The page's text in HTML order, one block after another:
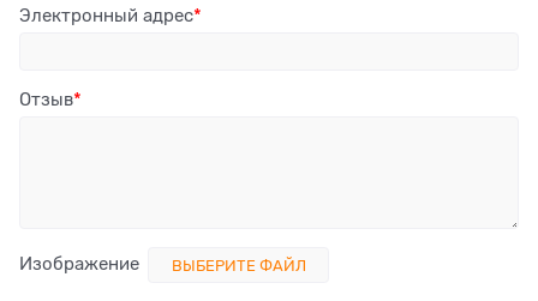
Электронный адрес
Отзыв
Изображение ВЫБЕРИТЕ ФАЙЛ